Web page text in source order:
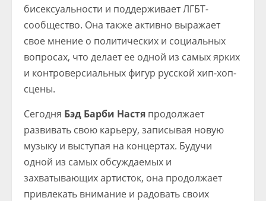
бисексуальности и поддерживает ЛГБТ-
сообщество. Она также активно выражает
свое мнение о политических и социальных
вопросах, что делает ее одной из самых ярких
и контроверсиальных фигур русской хип-хоп-
сцены.
Сегодня Бэд Барби Настя продолжает
развивать свою карьеру, записывая новую
музыку и выступая на концертах. Будучи
одной из самых обсуждаемых и
захватывающих артисток, она продолжает
привлекать внимание и радовать своих